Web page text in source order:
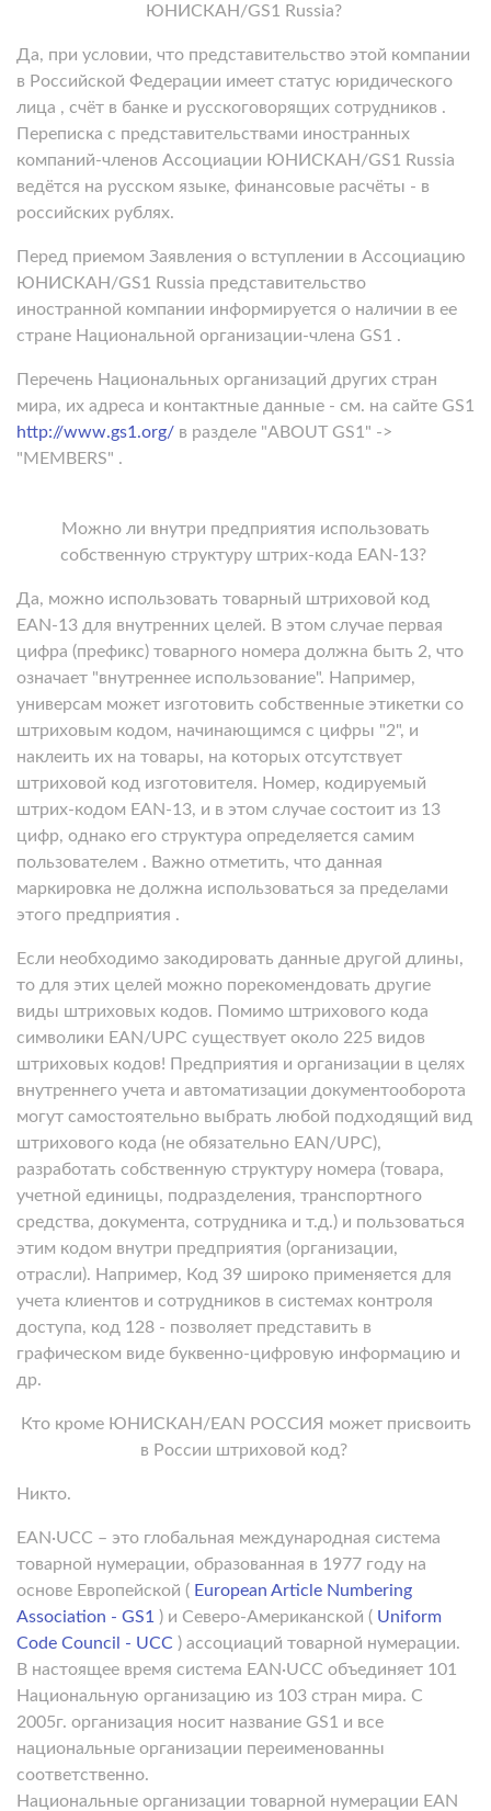
ЮНИСКАН/GS1 Russia?
Да, при условии, что представительство этой компании
в Российской Федерации имеет статус юридического
лица , счёт в банке и русскоговорящих сотрудников .
Переписка с представительствами иностранных
компаний-членов Ассоциации ЮНИСКАН/GS1 Russia
ведётся на русском языке, финансовые расчёты - в
российских рублях.
Перед приемом Заявления о вступлении в Ассоциацию
ЮНИСКАН/GS1 Russia представительство
иностранной компании информируется о наличии в ее
стране Национальной организации-члена GS1 .
Перечень Национальных организаций других стран
мира, их адреса и контактные данные - см. на сайте GS1
http://www.gs1.org/ в разделе "ABOUT GS1" ->
"MEMBERS" .
Можно ли внутри предприятия использовать
собственную структуру штрих-кода EAN-13?
Да, можно использовать товарный штриховой код
EAN-13 для внутренних целей. В этом случае первая
цифра (префикс) товарного номера должна быть 2, что
означает "внутреннее использование". Например,
универсам может изготовить собственные этикетки со
штриховым кодом, начинающимся с цифры "2", и
наклеить их на товары, на которых отсутствует
штриховой код изготовителя. Номер, кодируемый
штрих-кодом EAN-13, и в этом случае состоит из 13
цифр, однако его структура определяется самим
пользователем . Важно отметить, что данная
маркировка не должна использоваться за пределами
этого предприятия .
Если необходимо закодировать данные другой длины,
то для этих целей можно порекомендовать другие
виды штриховых кодов. Помимо штрихового кода
символики EAN/UPC существует около 225 видов
штриховых кодов! Предприятия и организации в целях
внутреннего учета и автоматизации документооборота
могут самостоятельно выбрать любой подходящий вид
штрихового кода (не обязательно EAN/UPC),
разработать собственную структуру номера (товара,
учетной единицы, подразделения, транспортного
средства, документа, сотрудника и т.д.) и пользоваться
этим кодом внутри предприятия (организации,
отрасли). Например, Код 39 широко применяется для
учета клиентов и сотрудников в системах контроля
доступа, код 128 - позволяет представить в
графическом виде буквенно-цифровую информацию и
др.
Кто кроме ЮНИСКАН/EAN РОССИЯ может присвоить
в России штриховой код?
Никто.
EAN·UCC – это глобальная международная система
товарной нумерации, образованная в 1977 году на
основе Европейской ( European Article Numbering
Association - GS1 ) и Северо-Американской ( Uniform
Code Council - UCC ) ассоциаций товарной нумерации.
В настоящее время система EAN·UCC объединяет 101
Национальную организацию из 103 стран мира. C
2005г. организация носит название GS1 и все
национальные организации переименованны
соответственно.
Национальные организации товарной нумерации EAN